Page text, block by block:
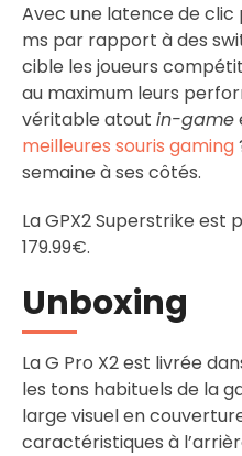
Avec une latence de
ms par rapport à des
cible les joueurs
au maximum leurs
véritable atout in-game
meilleures souris gaming
semaine à ses côtés.
La GPX2 Superstrike est
179.99€.
Unboxing
La G Pro X2 est livrée
les tons habituels de la
large visuel en
caractéristiques à